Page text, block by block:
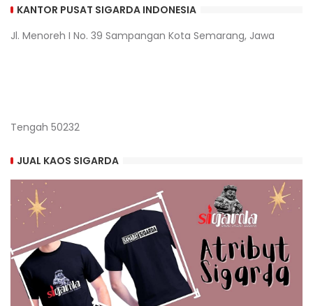
KANTOR PUSAT SIGARDA INDONESIA
Jl. Menoreh I No. 39 Sampangan Kota Semarang, Jawa
Tengah 50232
JUAL KAOS SIGARDA